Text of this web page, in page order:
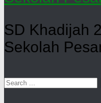
SD Khadijah
Sekolah
Search